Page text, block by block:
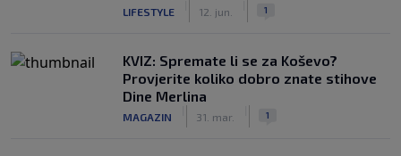
LIFESTYLE 12. jun. 1
KVIZ: Spremate li se za Koševo?
Provjerite koliko dobro znate stihove
Dine Merlina
MAGAZIN 31. mar. 1